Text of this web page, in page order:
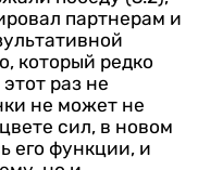
партнерам и
который редко
раз не
не может не
сил, в новом
его функции, и